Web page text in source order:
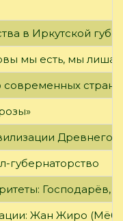
в Иркутской
мы есть, мы
Древнего
губернаторство
Жан Жиро